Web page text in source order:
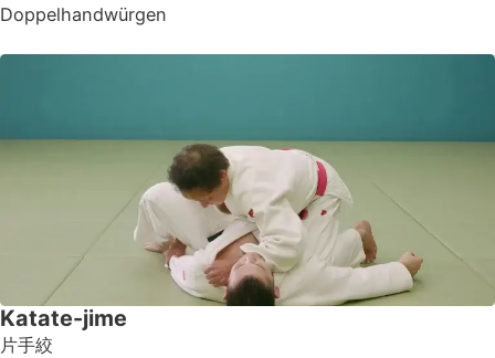
Doppelhandwürgen
Katate-jime
片手絞